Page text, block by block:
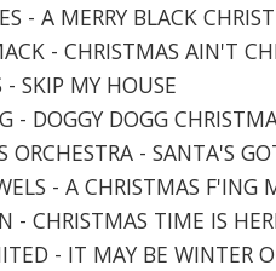
- A MERRY BLACK
- CHRISTMAS AIN'T
SKIP MY HOUSE
- DOGGY DOGG
- SANTA'S
- A CHRISTMAS F'ING
- CHRISTMAS TIME IS
- IT MAY BE WINTER